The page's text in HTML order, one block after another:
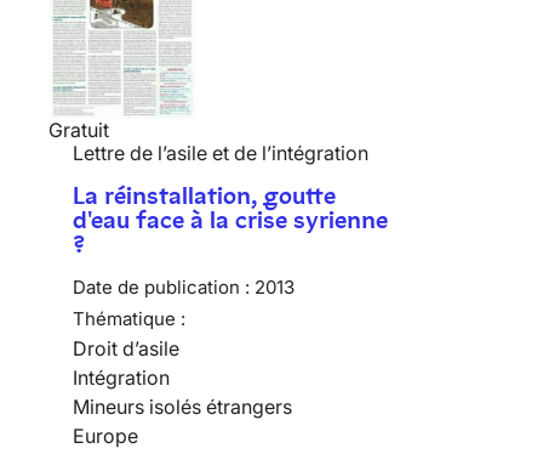
Gratuit
Lettre de l’asile et de l’intégration
La réinstallation, goutte
d'eau face à la crise syrienne
?
Date de publication : 2013
Thématique :
Droit d’asile
Intégration
Mineurs isolés étrangers
Europe